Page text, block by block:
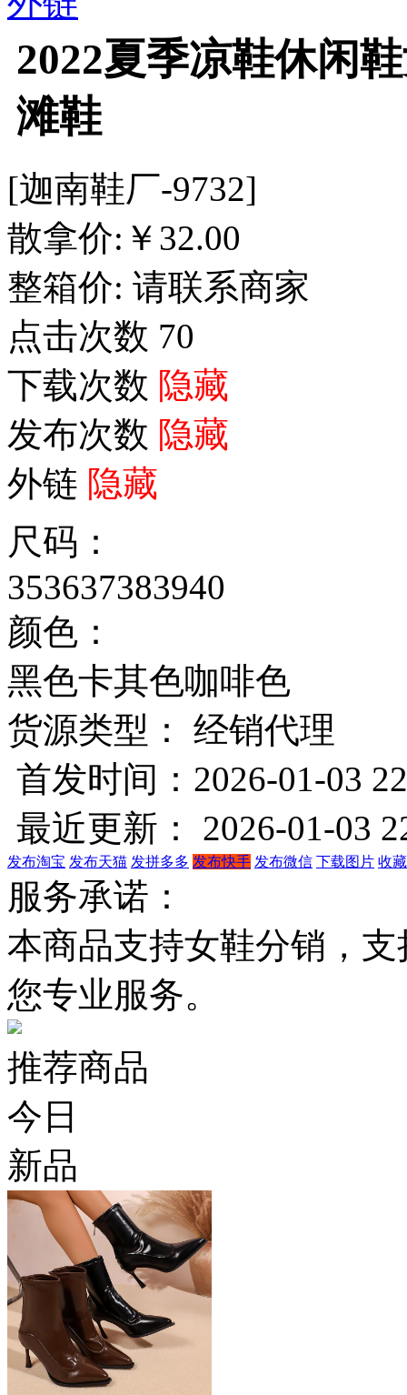
2022夏季凉鞋休闲
滩鞋
[迦南鞋厂-9732]
散拿价: ￥ 32.00
整箱价: 请联系商家
点击次数 70
下载次数 隐藏
发布次数 隐藏
外链 隐藏
尺码：
353637383940
颜色：
黑色卡其色咖啡色
货源类型： 经销代理
首发时间：2026-01-03
最近更新： 2026-01-03
发布淘宝 发布天猫 发拼多多 发布快手 发布微信 下载图片 收
服务承诺：
本商品支持女鞋分销，
您专业服务。
推荐商品
今日
新品